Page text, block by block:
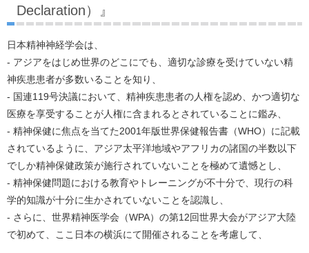
Declaration）』
日本精神神経学会は、
- アジアをはじめ世界のどこにでも、適切な診療を受けていない精
神疾患患者が多数いることを知り、
- 国連119号決議において、精神疾患患者の人権を認め、かつ適切な
医療を享受することが人権に含まれるとされていることに鑑み、
- 精神保健に焦点を当てた2001年版世界保健報告書（WHO）に記載
されているように、アジア太平洋地域やアフリカの諸国の半数以下
でしか精神保健政策が施行されていないことを極めて遺憾とし、
- 精神保健問題における教育やトレーニングが不十分で、現行の科
学的知識が十分に生かされていないことを認識し、
- さらに、世界精神医学会（WPA）の第12回世界大会がアジア大陸
で初めて、ここ日本の横浜にて開催されることを考慮して、